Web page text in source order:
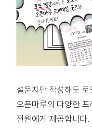
설문지만 작성해도
오픈마루의 다양한
전원에게 제공합니다.